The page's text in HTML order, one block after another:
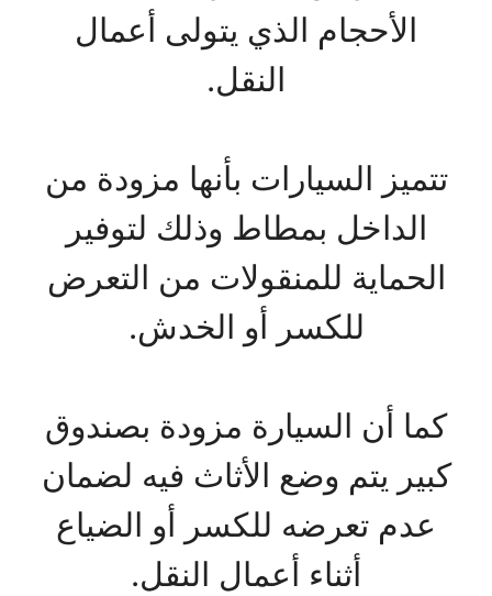
الأحجام الذي يتولى أعمال
النقل.
تتميز السيارات بأنها مزودة من
الداخل بمطاط وذلك لتوفير
الحماية للمنقولات من التعرض
للكسر أو الخدش.
كما أن السيارة مزودة بصندوق
كبير يتم وضع الأثاث فيه لضمان
عدم تعرضه للكسر أو الضياع
أثناء أعمال النقل.